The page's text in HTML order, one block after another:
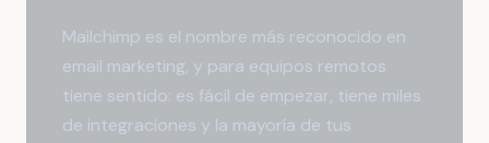
Mailchimp es el nombre más reconocido en
email marketing, y para equipos remotos
tiene sentido: es fácil de empezar, tiene miles
de integraciones y la mayoría de tus